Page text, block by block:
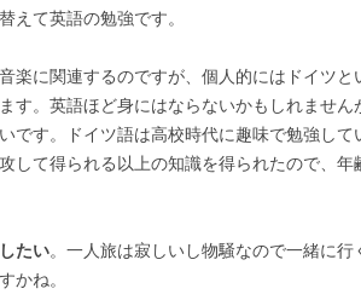
えて英語の勉強です。
楽に関連するのですが、個人的にはドイツと
す。英語ほど身にはならないかもしれませ
です。ドイツ語は高校時代に趣味で勉強し
して得られる以上の知識を得られたので、
たい。一人旅は寂しいし物騒なので一緒に
かね。